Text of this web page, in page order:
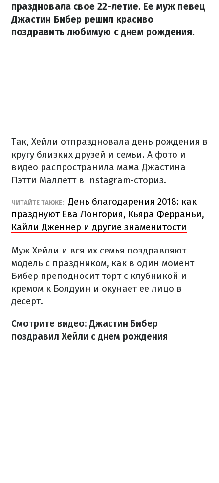
праздновала свое 22-летие. Ее муж певец
Джастин Бибер решил красиво
поздравить любимую с днем рождения.
Так, Хейли отпраздновала день рождения в
кругу близких друзей и семьи. А фото и
видео распространила мама Джастина
Пэтти Маллетт в Instagram-сториз.
ЧИТАЙТЕ ТАКЖЕ: День благодарения 2018: как
празднуют Ева Лонгория, Кьяра Ферраньи,
Кайли Дженнер и другие знаменитости
Муж Хейли и вся их семья поздравляют
модель с праздником, как в один момент
Бибер преподносит торт с клубникой и
кремом к Болдуин и окунает ее лицо в
десерт.
Смотрите видео: Джастин Бибер
поздравил Хейли с днем рождения